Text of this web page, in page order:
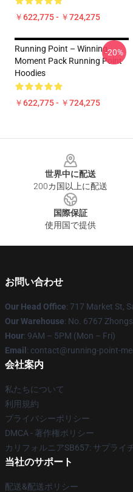
￥622,775 - ￥724,275
Running Point – Winning
Moment Pack Running Point
Hoodies
￥622,775 - ￥724,275
-20%
世界中に配送
200カ国以上に配送
国際保証
使用国で提供
お問い合わせ
Our Head Office: 717 Market St,
Our Warehouse: No. 6767
Hour: 9AM – 5PM (Mon – Fri)
Email : contact@running-point-
会社案内
私たちについて
利用規約
プライバシーポリシー
DMCA - 著作権ポリシー
カリフォルニアSB657: サプライ
当社のサポート
配送&配送ポリシー